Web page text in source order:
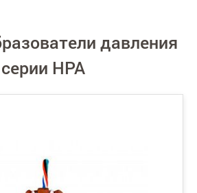
давления
серии НРА